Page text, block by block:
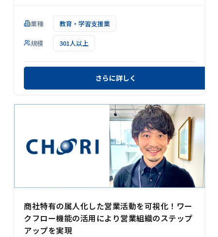
業種 教育・学習支援業
規模 301人以上
さらに詳しく
商社特有の属人化した営業活動を可視化！ワー
クフロー機能の活用により営業組織のステップ
アップを実現